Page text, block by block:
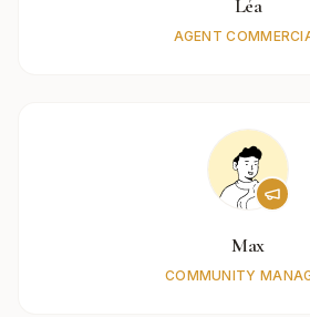
Léa
AGENT
Max
COMMUNITY